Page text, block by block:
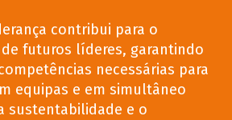
contribui para o
futuros líderes, garantindo
necessárias para
equipas e em simultâneo
sustentabilidade e o